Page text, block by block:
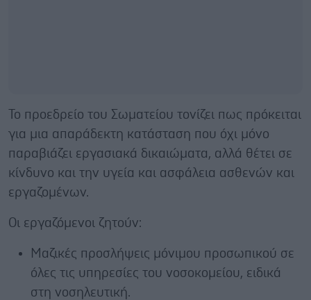
Το προεδρείο του Σωματείου τονίζει πως πρόκειται
για μια απαράδεκτη κατάσταση που όχι μόνο
παραβιάζει εργασιακά δικαιώματα, αλλά θέτει σε
κίνδυνο και την υγεία και ασφάλεια ασθενών και
εργαζομένων.
Οι εργαζόμενοι ζητούν:
Μαζικές προσλήψεις μόνιμου προσωπικού σε
όλες τις υπηρεσίες του νοσοκομείου, ειδικά
στη νοσηλευτική.